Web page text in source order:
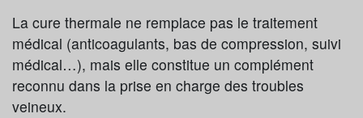
La cure thermale ne remplace pas le traitement
médical (anticoagulants, bas de compression, suivi
médical…), mais elle constitue un complément
reconnu dans la prise en charge des troubles
veineux.